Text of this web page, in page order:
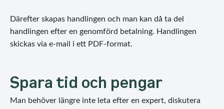
Därefter skapas handlingen och man kan då ta del
handlingen efter en genomförd betalning. Handlingen
skickas via e-mail i ett PDF-format.
Spara tid och pengar
Man behöver längre inte leta efter en expert, diskutera